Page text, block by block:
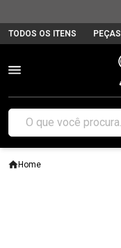
TODOS OS ITENS PEÇAS
Home